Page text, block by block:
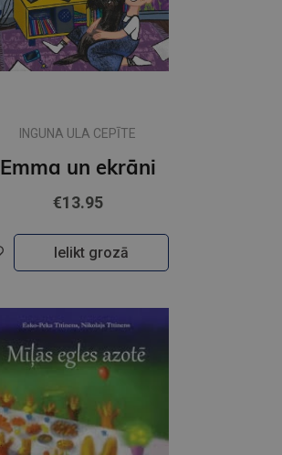
INGUNA ULA CEPĪTE
Emma un ekrāni
€13.95
Ielikt grozā